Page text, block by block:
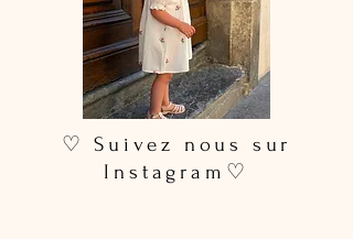
♡ Suivez nous sur
Instagram♡